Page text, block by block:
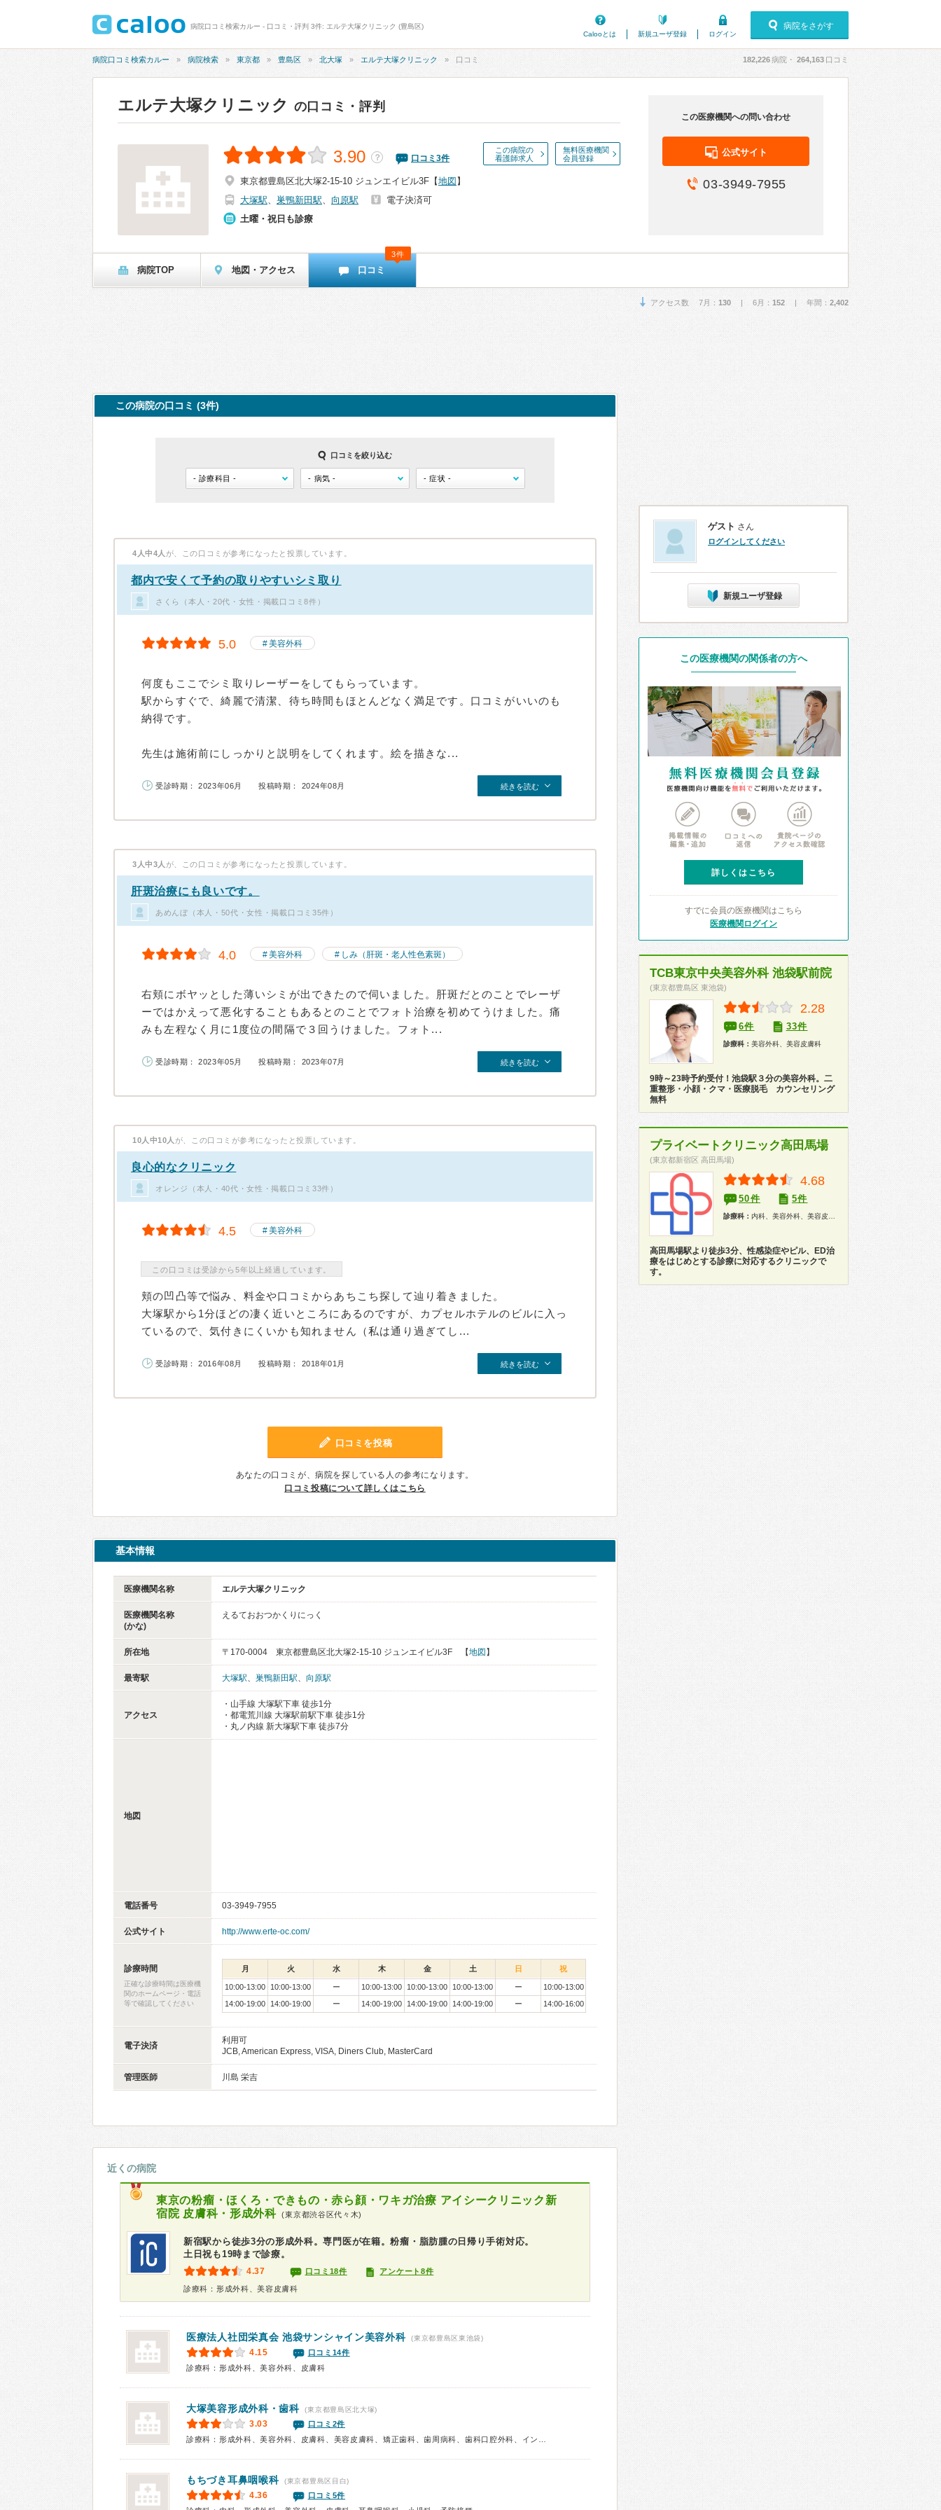
病院口コミ検索カルー - 口コミ・評判 3件: エルテ大塚クリニック (豊島区)
Calooとは
新規ユーザ登録 ログイン
病院をさがす
病院口コミ検索カルー 病院検索 東京都 豊島区 北大塚 エルテ大塚クリニック 口コミ 182,226病院・ 264,163 口コミ
エルテ大塚クリニック の口コミ・評判
この病院の
看護師求人
無料医療機関
会員登録
3.90 ？ 口コミ 3件
東京都豊島区北大塚2-15-10 ジュンエイビル3F 【地図 】
大塚駅、 巣鴨新田駅、 向原駅
電子決済可
土曜・祝日も診療
この医療機関への問い合わせ
公式サイト
03-3949-7955
病院TOP 地図・アクセス 口コミ
3件
アクセス数 7月： 130 | 6月： 152 | 年間： 2,402
この病院の口コミ (3件)
口コミを絞り込む
4人中4人 が、この口コミが参考になったと投票しています。
都内で安くて予約の取りやすいシミ取り
さくら（本人・20代・女性・掲載口コミ8件）
5.0 美容外科
何度もここでシミ取りレーザーをしてもらっています。
駅からすぐで、綺麗で清潔、待ち時間もほとんどなく満足です。口コミがいいのも
納得です。
先生は施術前にしっかりと説明をしてくれます。絵を描きな...
受診時期： 2023年06月 投稿時期： 2024年08月 続きを読む
3人中3人 が、この口コミが参考になったと投票しています。
肝斑治療にも良いです。
あめんぼ（本人・50代・女性・掲載口コミ35件）
4.0 美容外科 しみ（肝斑・老人性色素斑）
右頬にボヤッとした薄いシミが出できたので伺いました。肝斑だとのことでレーザ
ーではかえって悪化することもあるとのことでフォト治療を初めてうけました。痛
みも左程なく月に1度位の間隔で３回うけました。フォト...
受診時期： 2023年05月 投稿時期： 2023年07月 続きを読む
10人中10人 が、この口コミが参考になったと投票しています。
良心的なクリニック
オレンジ（本人・40代・女性・掲載口コミ33件）
4.5 美容外科
この口コミは受診から5年以上経過しています。
頬の凹凸等で悩み、料金や口コミからあちこち探して辿り着きました。
大塚駅から1分ほどの凄く近いところにあるのですが、カプセルホテルのビルに入っ
ているので、気付きにくいかも知れません（私は通り過ぎてし...
受診時期： 2016年08月 投稿時期： 2018年01月 続きを読む
口コミを投稿
あなたの口コミが、病院を探している人の参考になります。
口コミ投稿について詳しくはこちら
基本情報
医療機関名称 エルテ大塚クリニック
医療機関名称
(かな)
えるておおつかくりにっく
所在地 〒170-0004 東京都豊島区北大塚2-15-10 ジュンエイビル3F 【地図 】
最寄駅 大塚駅、 巣鴨新田駅、 向原駅
アクセス
・山手線 大塚駅下車 徒歩1分
・都電荒川線 大塚駅前駅下車 徒歩1分
・丸ノ内線 新大塚駅下車 徒歩7分
地図
電話番号 03-3949-7955
公式サイト http://www.erte-oc.com/
診療時間
正確な診療時間は医療機
関のホームページ・電話
等で確認してください
月 火 水 木 金 土 日 祝
10:00-13:00 10:00-13:00 ー 10:00-13:00 10:00-13:00 10:00-13:00 ー
10:00-13:00
14:00-19:00
14:00-19:00 ー 14:00-19:00 14:00-19:00 14:00-19:00 ー 14:00-16:00
電子決済
利用可
JCB, American Express, VISA, Diners Club, MasterCard
管理医師 川島 栄吉
近くの病院
東京の粉瘤・ほくろ・できもの・赤ら顔・ワキガ治療 アイシークリニック新
宿院 皮膚科・形成外科
(東京都渋谷区代々木)
新宿駅から徒歩3分の形成外科。専門医が在籍。粉瘤・脂肪腫の日帰り手術対応。
土日祝も19時まで診療。
4.37 口コミ18件 アンケート8件
診療科：形成外科、美容皮膚科
医療法人社団栄真会 池袋サンシャイン美容外科 (東京都豊島区東池袋)
4.15
口コミ14件
診療科：形成外科、美容外科、皮膚科
大塚美容形成外科・歯科 (東京都豊島区北大塚)
3.03
口コミ2件
もちづき耳鼻咽喉科 (東京都豊島区目白)
4.36
口コミ5件
ゲスト さん
ログインしてください
新規ユーザ登録
この医療機関の関係者の方へ
詳しくはこちら
すでに会員の医療機関はこちら
医療機関ログイン
TCB東京中央美容外科 池袋駅前院
(東京都豊島区 東池袋)
2.28
6件 33件
診療科： 美容外科、美容皮膚科
9時～23時予約受付！池袋駅３分の美容外科。二
重整形・小顔・クマ・医療脱毛 カウンセリング
無料
プライベートクリニック高田馬場
(東京都新宿区 高田馬場)
4.68
50件 5件
診療科： 内科、美容外科、美容皮膚科、性病科
高田馬場駅より徒歩3分、性感染症やピル、ED治
療をはじめとする診療に対応するクリニックで
す。